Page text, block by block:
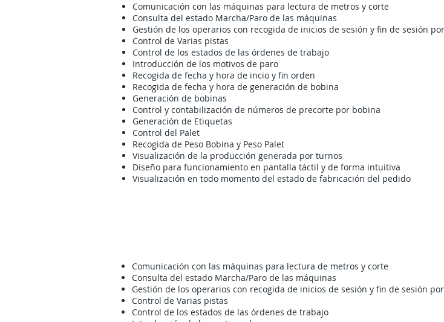
Comunicación con las máquinas para lectura de metros y corte
Consulta del estado Marcha/Paro de las máquinas
Gestión de los operarios con recogida de inicios de sesión y fin de sesión
Control de Varias pistas
Control de los estados de las órdenes de trabajo
Introducción de los motivos de paro
Recogida de fecha y hora de incio y fin orden
Recogida de fecha y hora de generación de bobina
Generación de bobinas
Control y contabilización de números de precorte por bobina
Generación de Etiquetas
Control del Palet
Recogida de Peso Bobina y Peso Palet
Visualización de la producción generada por turnos
Diseño para funcionamiento en pantalla táctil y de forma intuitiva
Visualización en todo momento del estado de fabricación del pedido
Comunicación con las máquinas para lectura de metros y corte
Consulta del estado Marcha/Paro de las máquinas
Gestión de los operarios con recogida de inicios de sesión y fin de sesión
Control de Varias pistas
Control de los estados de las órdenes de trabajo